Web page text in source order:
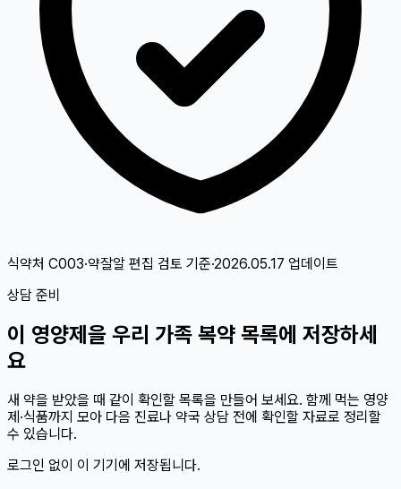
식약처 C003·약잘알 편집 검토 기준·2026.05.17 업데이트
상담 준비
이 영양제 을 우리 가족 복약 목록에 저장하세
요
새 약을 받았을 때 같이 확인할 목록을 만들어 보세요. 함께 먹는 영양
제·식품까지 모아 다음 진료나 약국 상담 전에 확인할 자료로 정리할
수 있습니다.
로그인 없이 이 기기에 저장됩니다.